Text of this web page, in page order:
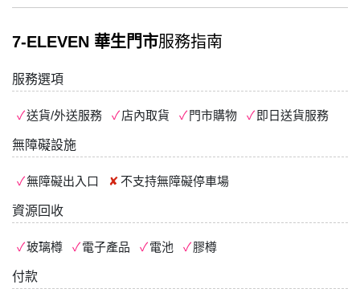
7-ELEVEN 華生門市服務指南
服務選項
送貨/外送服務 店內取貨 門市購物 即日送貨服務
無障礙設施
無障礙出入口 不支持無障礙停車場
資源回收
玻璃樽 電子產品 電池 膠樽
付款